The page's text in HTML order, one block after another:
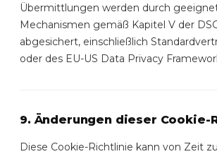
Übermittlungen werden durch
Mechanismen gemäß Kapitel V der
abgesichert, einschließlich
oder des EU-US Data Privacy
9. Änderungen dieser Cookie-
Diese Cookie-Richtlinie kann von Zeit